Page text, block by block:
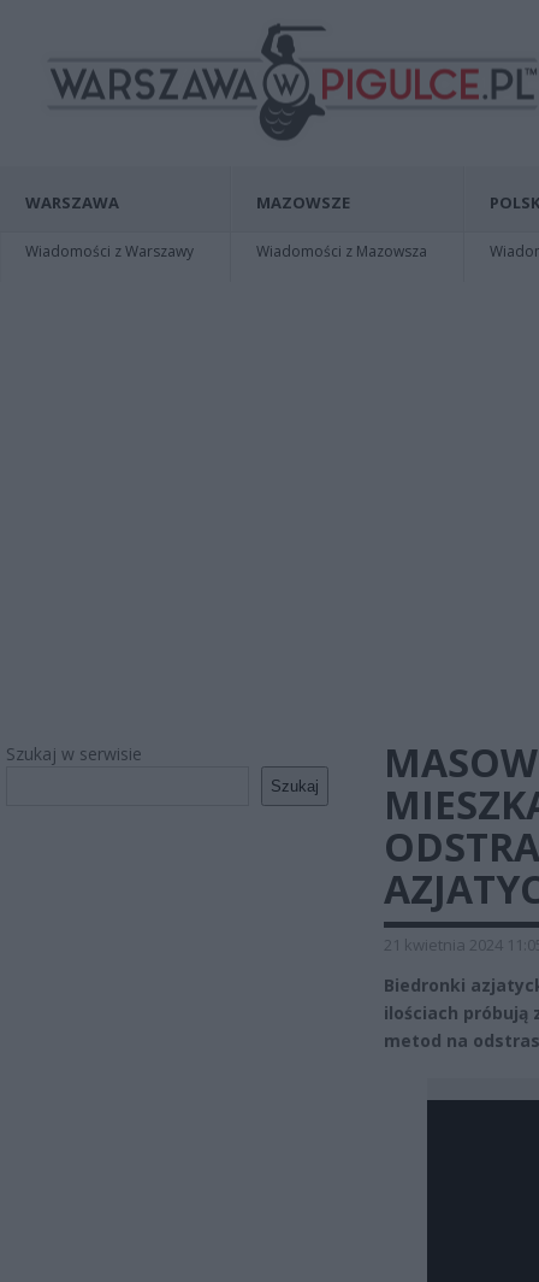
WARSZAWA
Wiadomości z Warszawy
MAZOWSZE
Wiadomości z Mazowsza
Szukaj w serwisie
Szukaj
21 kwietnia 2024
Biedronki
ilościach próbują
metod na